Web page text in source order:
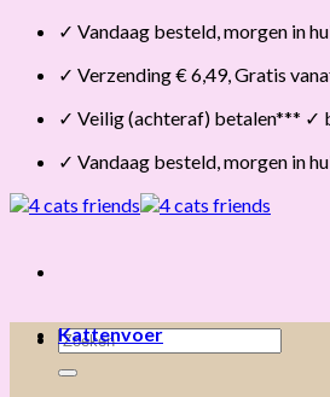
Skip
content
✓ Vandaag besteld, morgen in
✓ Verzending € 6,49, Gratis
✓ Veilig (achteraf) betalen*** ✓
✓ Vandaag besteld, morgen in
Zoeken
naar:
Kattenvoer